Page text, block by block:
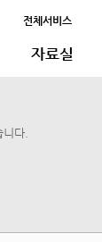
전체서비스
자료실